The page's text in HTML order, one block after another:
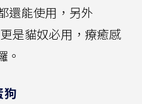
還能使用，另外
是貓奴必用，療癒感
。